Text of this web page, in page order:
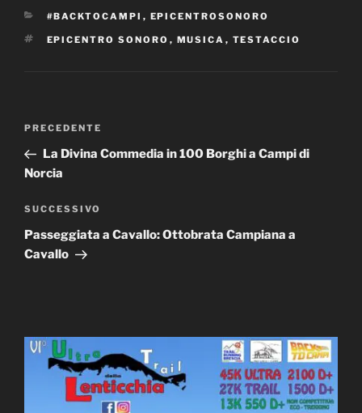
CATEGORIE
#BACKTOCAMPI , EPICENTROSONORO
TAG
EPICENTRO SONORO , MUSICA , TESTACCIO
Navigazione
Articolo
precedente:
PRECEDENTE
La Divina Commedia in 100 Borghi a Campi di
Norcia
Articolo
successivo
SUCCESSIVO
Passeggiata a Cavallo: Ottobrata Campiana a
Cavallo